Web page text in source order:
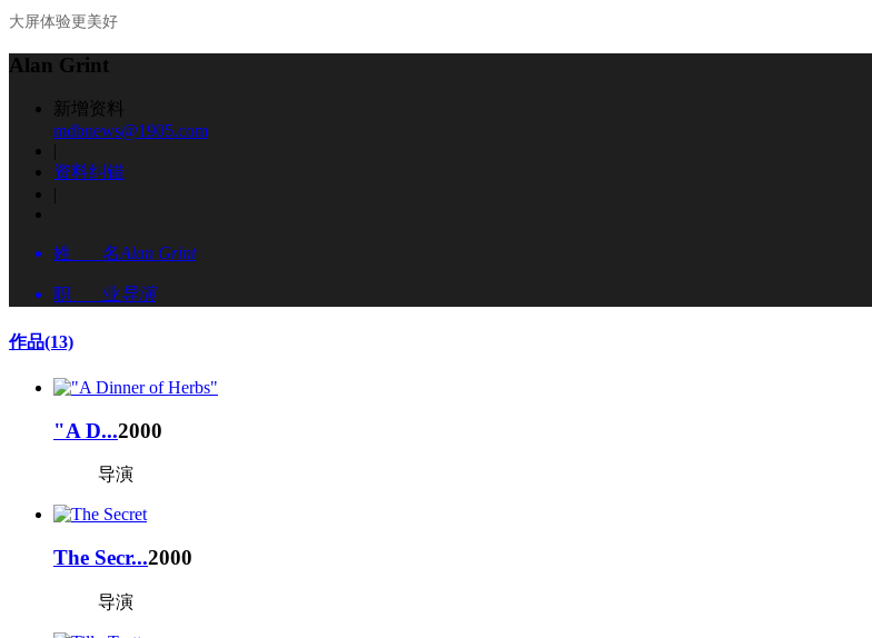
大屏体验更美好
Alan Grint
新增资料
mdbnews@1905.com
|
资料纠错
|
姓 名Alan Grint
职 业导演
作品(13)
"A D...2000
导演
The Secr...2000
导演